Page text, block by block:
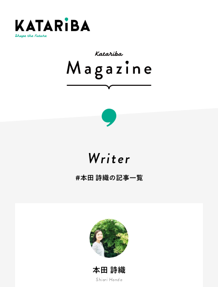
Writer
#本田 詩織の記事一覧
本田 詩織
Shiori Honda